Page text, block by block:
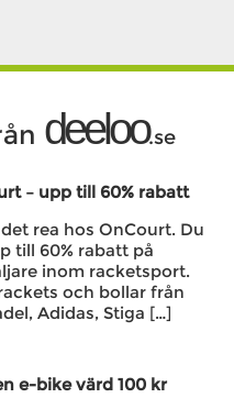
deeloo.se
– upp till 60% rabatt
rea hos OnCourt. Du
till 60% rabatt på
inom racketsport.
och bollar från
Adidas, Stiga […]
e-bike värd 100 kr